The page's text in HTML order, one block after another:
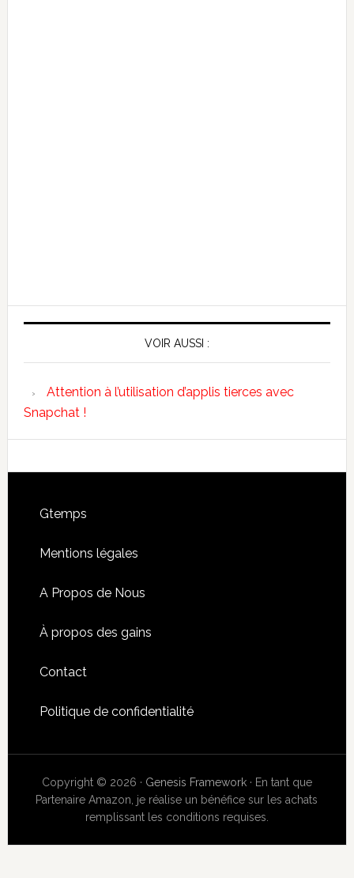
VOIR AUSSI :
Attention à l’utilisation d’applis tierces avec
Snapchat !
Footer
Gtemps
Mentions légales
A Propos de Nous
À propos des gains
Contact
Politique de confidentialité
Copyright © 2026 · Genesis Framework· En tant que
Partenaire Amazon, je réalise un bénéfice sur les achats
remplissant les conditions requises.